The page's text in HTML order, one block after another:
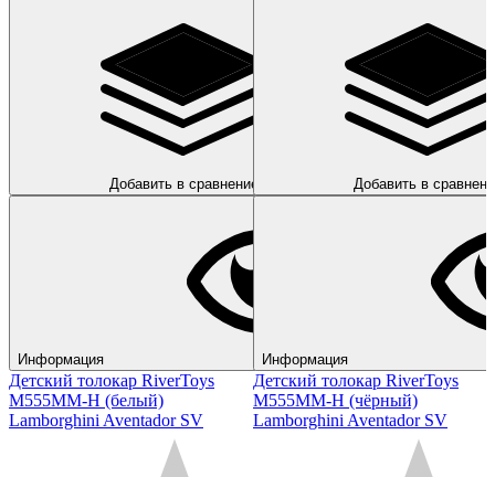
Добавить в сравнение
Информация
Детский толокар RiverToys
M555MM-H (белый)
Lamborghini Aventador SV
Добавить в
Информация
Детский толокар RiverToys
M555MM-H (чёрный)
Lamborghini Aventador SV